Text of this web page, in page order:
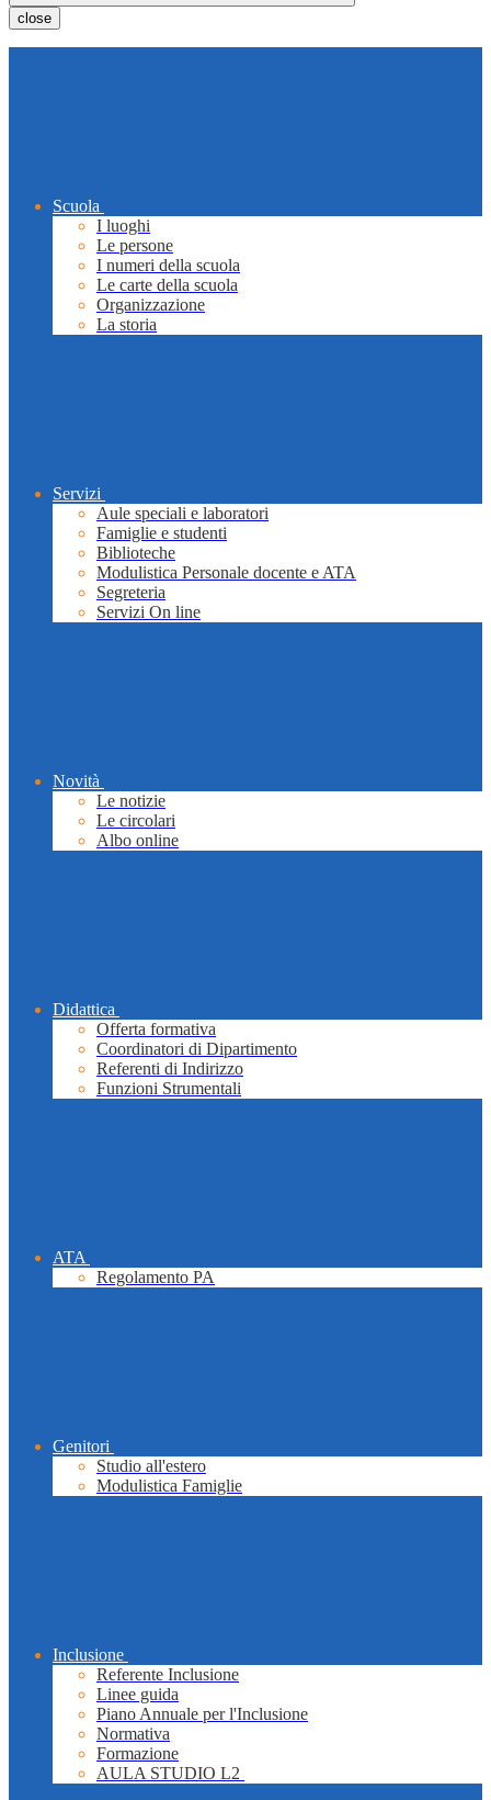
close
Scuola
I luoghi
Le persone
I numeri della scuola
Le carte della scuola
Organizzazione
La storia
Servizi
Aule speciali e laboratori
Famiglie e studenti
Biblioteche
Modulistica Personale docente e ATA
Segreteria
Servizi On line
Novità
Le notizie
Le circolari
Albo online
Didattica
Offerta formativa
Coordinatori di Dipartimento
Referenti di Indirizzo
Funzioni Strumentali
ATA
Regolamento PA
Genitori
Studio all'estero
Modulistica Famiglie
Inclusione
Referente Inclusione
Linee guida
Piano Annuale per l'Inclusione
Normativa
Formazione
AULA STUDIO L2